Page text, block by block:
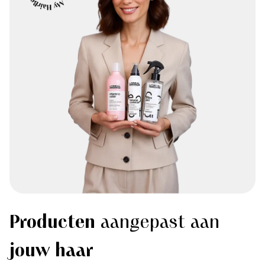
Producten aangepast aan
jouw haar